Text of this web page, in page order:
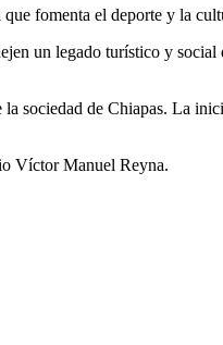
fomenta el deporte y la
un legado turístico y
sociedad de Chiapas. La
Víctor Manuel Reyna.